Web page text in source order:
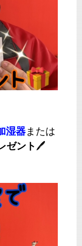
湿器または
ゼント🖊